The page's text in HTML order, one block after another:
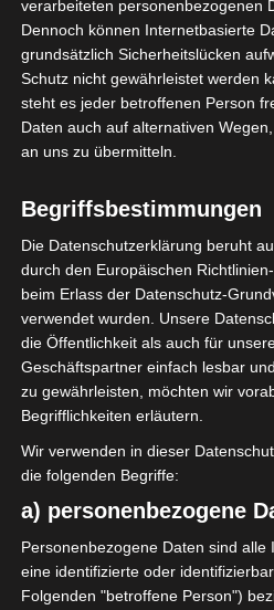
Sie befinden sich hier:
Welt »Afrika»Tunesien»
Internationaler
– AS Soliman steuert auf die
verarbeiteten personenbezogenen
Dennoch können Internetbasierte
grundsätzlich Sicherheitslücken
Schutz nicht gewährleistet werden
steht es jeder betroffenen Person
Daten auch auf alternativen
an uns zu übermitteln.
Begriffsbestimmungen
Die Datenschutzerklärung beruht
durch den Europäischen
beim Erlass der Datenschutz-
verwendet wurden. Unsere
die Öffentlichkeit als auch für
Geschäftspartner einfach lesbar
zu gewährleisten, möchten wir
Begrifflichkeiten erläutern.
Wir verwenden in dieser
die folgenden Begriffe:
a) personenbezogene
Personenbezogene Daten sind
eine identifizierte oder
Folgenden "betroffene Person")